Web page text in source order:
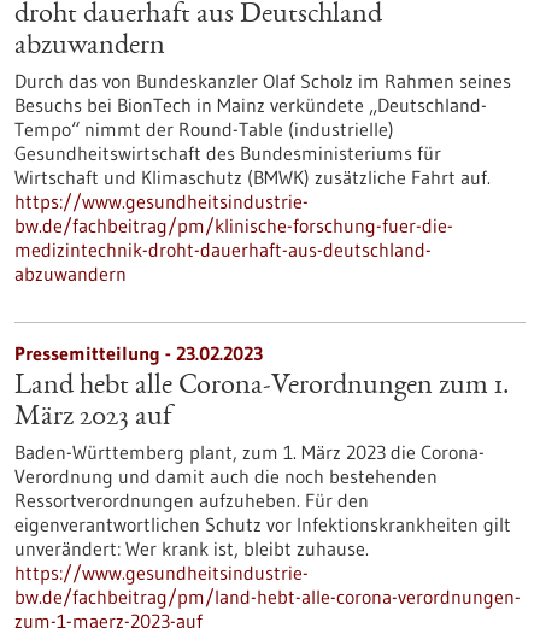
droht dauerhaft aus Deutschland
abzuwandern
Durch das von Bundeskanzler Olaf Scholz im Rahmen seines
Besuchs bei BionTech in Mainz verkündete „Deutschland-
Tempo“ nimmt der Round-Table (industrielle)
Gesundheitswirtschaft des Bundesministeriums für
Wirtschaft und Klimaschutz (BMWK) zusätzliche Fahrt auf.
https://www.gesundheitsindustrie-
bw.de/fachbeitrag/pm/klinische-forschung-fuer-die-
medizintechnik-droht-dauerhaft-aus-deutschland-
abzuwandern
Pressemitteilung - 23.02.2023
Land hebt alle Corona-Verordnungen zum 1.
März 2023 auf
Baden-Württemberg plant, zum 1. März 2023 die Corona-
Verordnung und damit auch die noch bestehenden
Ressortverordnungen aufzuheben. Für den
eigenverantwortlichen Schutz vor Infektionskrankheiten gilt
unverändert: Wer krank ist, bleibt zuhause.
https://www.gesundheitsindustrie-
bw.de/fachbeitrag/pm/land-hebt-alle-corona-verordnungen-
zum-1-maerz-2023-auf